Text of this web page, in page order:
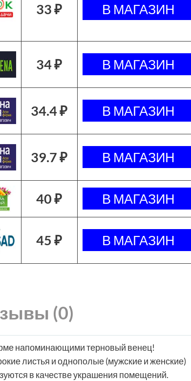
33 ₽
34 ₽
34.4 ₽
39.7 ₽
40 ₽
45 ₽
(0)
напоминающими терновый венец!
листья и однополые (мужские и женские)
в качестве украшения помещений.